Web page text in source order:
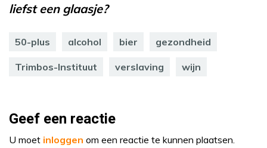
liefst een glaasje?
50-plus alcohol bier gezondheid
Trimbos-Instituut verslaving wijn
Geef een reactie
U moet inloggen om een reactie te kunnen plaatsen.